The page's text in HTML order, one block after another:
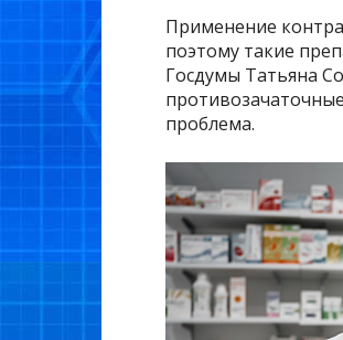
Применение
поэтому такие
Госдумы Татьяна
проблема.